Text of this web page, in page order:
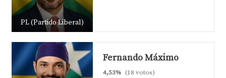
PL (Partido Liberal)
Fernando Máximo
4,53% (18 votos)